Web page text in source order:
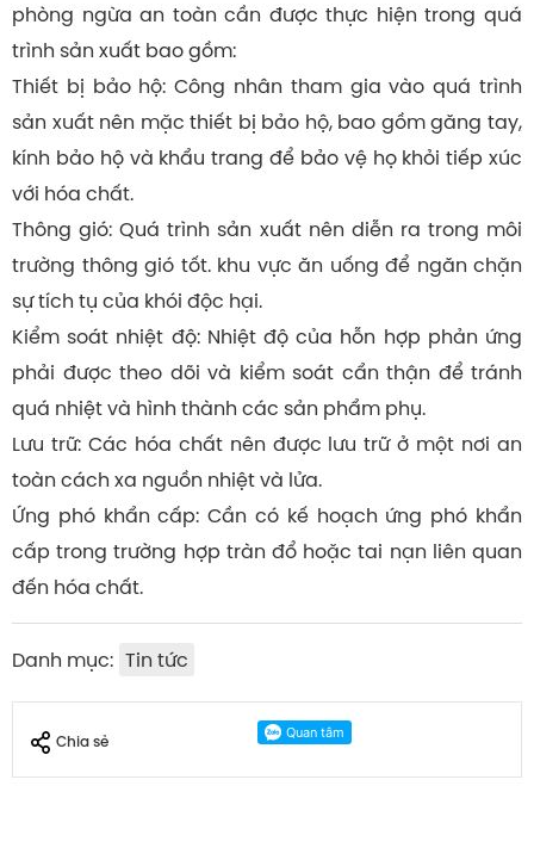
phòng ngừa an toàn cần được thực hiện trong quá
trình sản xuất bao gồm:
Thiết bị bảo hộ: Công nhân tham gia vào quá trình
sản xuất nên mặc thiết bị bảo hộ, bao gồm găng tay,
kính bảo hộ và khẩu trang để bảo vệ họ khỏi tiếp xúc
với hóa chất.
Thông gió: Quá trình sản xuất nên diễn ra trong môi
trường thông gió tốt. khu vực ăn uống để ngăn chặn
sự tích tụ của khói độc hại.
Kiểm soát nhiệt độ: Nhiệt độ của hỗn hợp phản ứng
phải được theo dõi và kiểm soát cẩn thận để tránh
quá nhiệt và hình thành các sản phẩm phụ.
Lưu trữ: Các hóa chất nên được lưu trữ ở một nơi an
toàn cách xa nguồn nhiệt và lửa.
Ứng phó khẩn cấp: Cần có kế hoạch ứng phó khẩn
cấp trong trường hợp tràn đổ hoặc tai nạn liên quan
đến hóa chất.
Danh mục: Tin tức
Chia sẻ